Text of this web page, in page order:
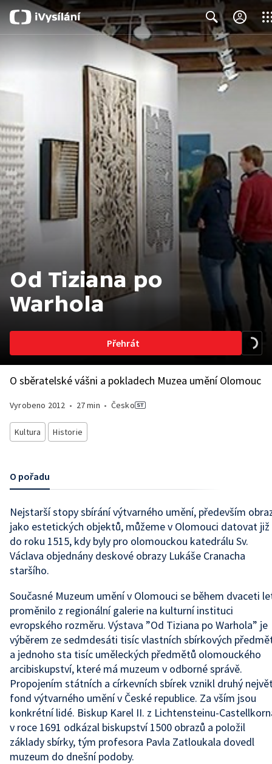
Search
Od Tiziana po
Warhola
Přehrát
O sběratelské vášni a pokladech Muzea umění Olomouc
Vyrobeno 2012 • 27 min • Česko
Kultura Historie
O pořadu
Nejstarší stopy sbírání výtvarného umění, především
jako estetických objektů, můžeme v Olomouci datovat již
do roku 1515, kdy byly pro olomouckou katedrálu Sv.
Václava objednány deskové obrazy Lukáše Cranacha
staršího.
Současné Muzeum umění v Olomouci se během dvaceti
proměnilo z regionální galerie na kulturní instituci
evropského rozměru. Výstava ”Od Tiziana po Warhola” je
výběrem ze sedmdesáti tisíc vlastních sbírkových
a jednoho sta tisíc uměleckých předmětů olomouckého
arcibiskupství, které má muzeum v odborné správě.
Propojením státních a církevních sbírek vznikl druhý
fond výtvarného umění v České republice. Za vším jsou
konkrétní lidé. Biskup Karel II. z Lichtensteinu-
v roce 1691 odkázal biskupství 1500 obrazů a položil
základy sbírky, tým profesora Pavla Zatloukala dovedl
muzeum do dnešní podoby.